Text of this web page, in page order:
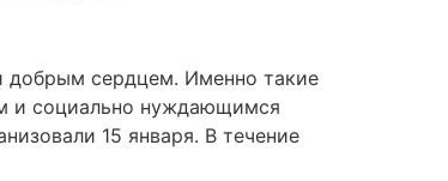
добрым сердцем. Именно такие
и социально нуждающимся
15 января. В течение